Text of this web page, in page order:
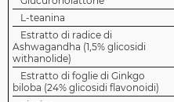
L-teanina
Estratto di radice di
Ashwagandha (1,5% glicosidi
withanolide)
Estratto di foglie di Ginkgo
biloba (24% glicosidi flavonoidi)